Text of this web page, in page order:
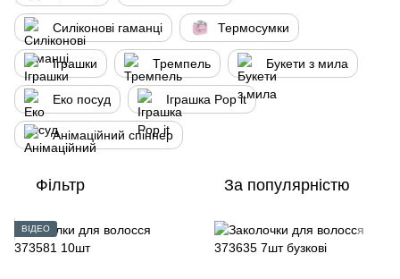
Силіконові гаманці Термосумки
Іграшки Тремпель Букети з мила
Еко посуд Іграшка Рop it
Анімаційний спіннер
Фільтр За популярністю
ВІДЕО